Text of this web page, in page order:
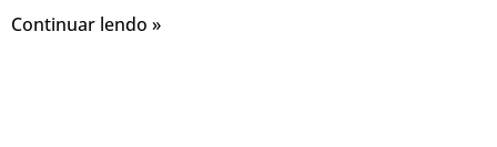
Continuar lendo »